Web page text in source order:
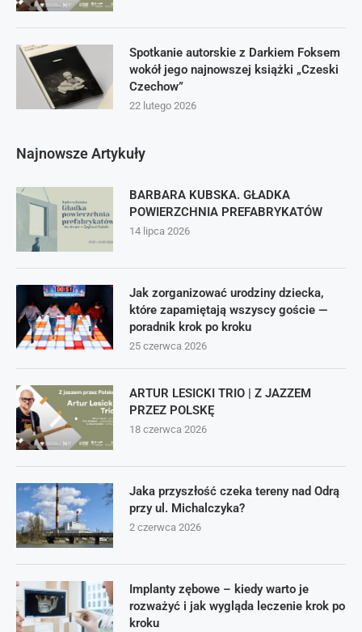
Spotkanie autorskie z Darkiem Foksem
wokół jego najnowszej książki „Czeski
Czechow”
22 lutego 2026
Najnowsze Artykuły
BARBARA KUBSKA. GŁADKA
POWIERZCHNIA PREFABRYKATÓW
14 lipca 2026
Jak zorganizować urodziny dziecka,
które zapamiętają wszyscy goście —
poradnik krok po kroku
25 czerwca 2026
ARTUR LESICKI TRIO | Z JAZZEM
PRZEZ POLSKĘ
18 czerwca 2026
Jaka przyszłość czeka tereny nad Odrą
przy ul. Michalczyka?
2 czerwca 2026
Implanty zębowe – kiedy warto je
rozważyć i jak wygląda leczenie krok po
kroku